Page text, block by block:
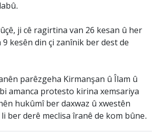
ji cê ragirtina van 26 kesan û her
kesên din çi zanînik ber dest de
parêzgeha Kirmanşan û Îlam û
amanca protesto kirina xemsariya
hukûmî ber daxwaz û xwestên
ber derê meclisa îranê de kom bûne.